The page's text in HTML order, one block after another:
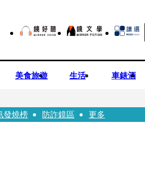
美食旅遊 生活 車錶酒
發燒榜 防詐鏡區 更多